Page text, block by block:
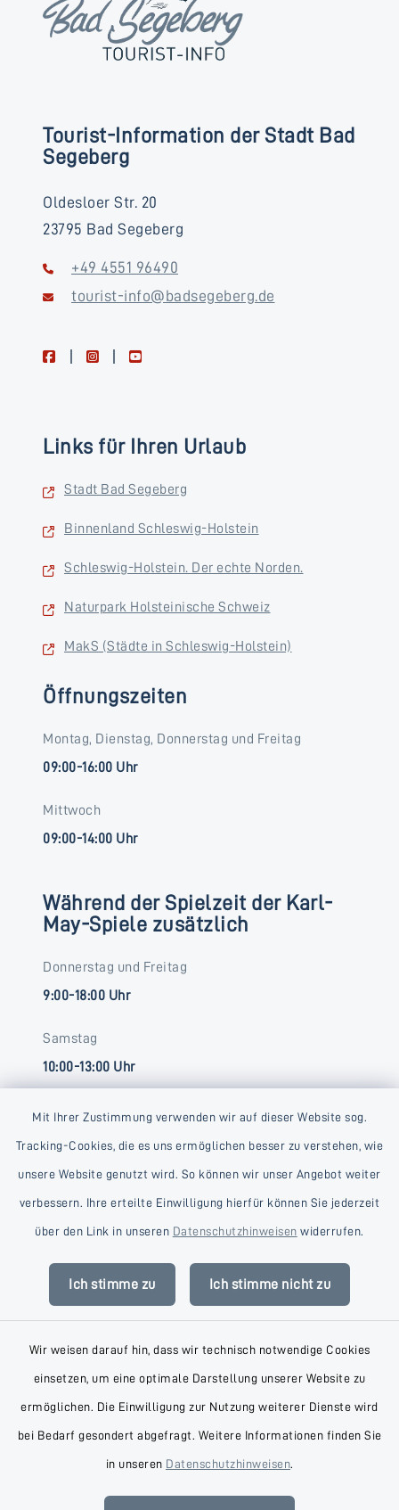
Mit Ihrer Zustimmung verwenden wir auf dieser Website sog.
Tracking-Cookies, die es uns ermöglichen besser zu verstehen, wie
unsere Website genutzt wird. So können wir unser Angebot weiter
verbessern. Ihre erteilte Einwilligung hierfür können Sie jederzeit
über den Link in unseren Datenschutzhinweisen widerrufen.
Ich stimme zu Ich stimme nicht zu
Wir weisen darauf hin, dass wir technisch notwendige Cookies
einsetzen, um eine optimale Darstellung unserer Website zu
ermöglichen. Die Einwilligung zur Nutzung weiterer Dienste wird
bei Bedarf gesondert abgefragt. Weitere Informationen finden Sie
in unseren Datenschutzhinweisen.
Tourist-Information der Stadt Bad
Segeberg
Oldesloer Str. 20
23795 Bad Segeberg
+49 4551 96490
tourist-info@badsegeberg.de
facebookinstagramyoutube
Links für Ihren Urlaub
Stadt Bad Segeberg
Binnenland Schleswig-Holstein
Schleswig-Holstein. Der echte Norden.
Naturpark Holsteinische Schweiz
MakS (Städte in Schleswig-Holstein)
Öffnungszeiten
Montag, Dienstag, Donnerstag und Freitag
09:00-16:00 Uhr
Mittwoch
09:00-14:00 Uhr
Während der Spielzeit der Karl-
May-Spiele zusätzlich
Donnerstag und Freitag
9:00-18:00 Uhr
Samstag
10:00-13:00 Uhr
Kontakt
Datenschutz
Impressum
Sitemap